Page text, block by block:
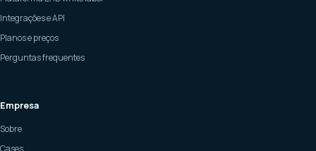
Integrações e API
Planos e preços
Perguntas frequentes
Empresa
Sobre
Cases